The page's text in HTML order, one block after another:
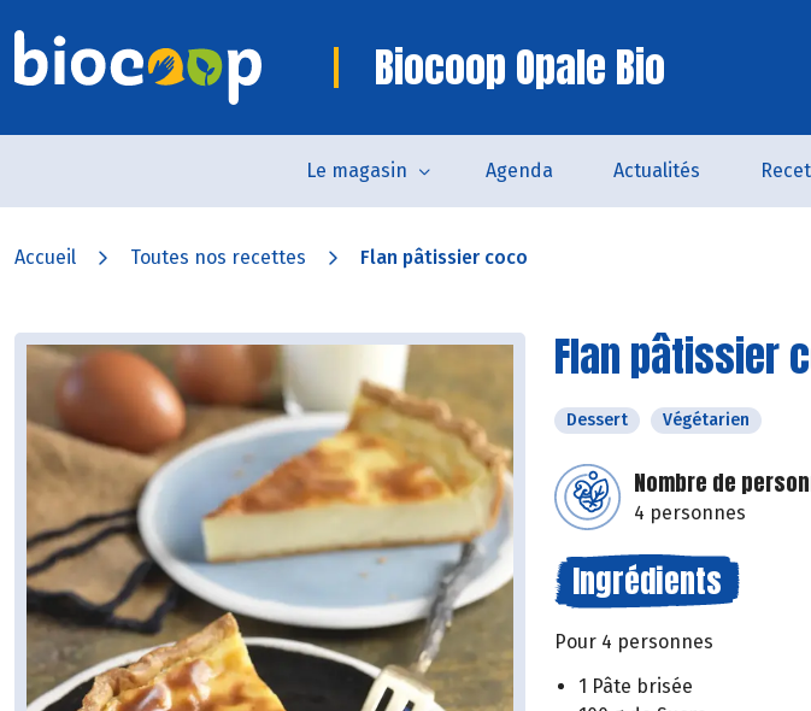
Biocoop Opale Bio
Le magasin Agenda Actualités
Accueil Toutes nos recettes Flan pâtissier coco
Flan pâtissier
Dessert Végétarien
Nombre de
4 personnes
Ingrédients
Pour 4 personnes
1 Pâte brisée